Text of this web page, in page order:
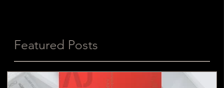
Featured Posts